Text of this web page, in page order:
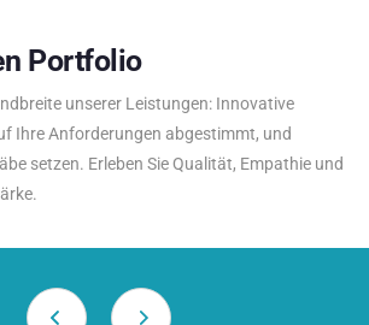
Portfolio
unserer Leistungen: Innovative
Ihre Anforderungen abgestimmt, und
setzen. Erleben Sie Qualität, Empathie und